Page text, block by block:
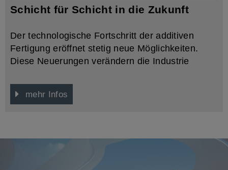
Schicht für Schicht in die Zukunft
Der technologische Fortschritt der additiven
Fertigung eröffnet stetig neue Möglichkeiten.
Diese Neuerungen verändern die Industrie
profitieren.
mehr Infos